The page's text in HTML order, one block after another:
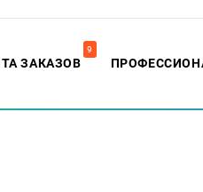
ЗАКАЗОВ
9